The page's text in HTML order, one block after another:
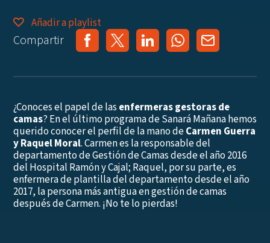
Añadir a playlist
Compartir
¿Conoces el papel de las enfermeras gestoras de
camas? En el último programa de Sanará Mañana hemos
querido conocer el perfil de la mano deCarmen Guerra
y Raquel Moral. Carmen es la responsable del
departamento de Gestión de Camas desde el año 2016
del Hospital Ramón y Cajal; Raquel, por su parte, es
enfermera de plantilla del departamento desde el año
2017, la persona más antigua en gestión de camas
después de Carmen. ¡No te lo pierdas!